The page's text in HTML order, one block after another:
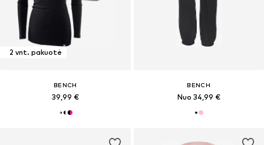
2 vnt. pakuotė
BENCH
39,99 €
BENCH
Nuo 34,99 €